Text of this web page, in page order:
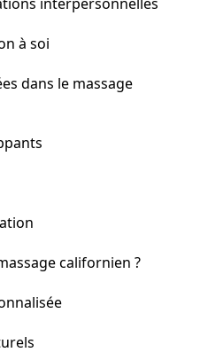
à soi
dans le massage
californien ?